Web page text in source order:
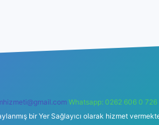
Whatsapp: 0262 606 0 726
bir Yer Sağlayıcı olarak hizmet